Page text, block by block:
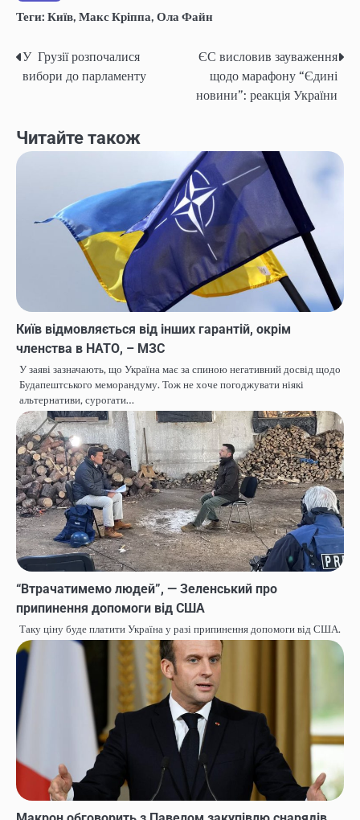
Теги: Київ, Макс Кріппа, Ола Файн
Навігація
записів
У Грузії розпочалися
вибори до парламенту
ЄС висловив зауваження
щодо марафону “Єдині
новини”: реакція України
Читайте також
Київ відмовляється від інших гарантій, окрім
членства в НАТО, – МЗС
У заяві зазначають, що Україна має за спиною негативний досвід щодо
Будапештського меморандуму. Тож не хоче погоджувати ніякі
альтернативи, сурогати…
“Втрачатимемо людей”, — Зеленський про
припинення допомоги від США
Таку ціну буде платити Україна у разі припинення допомоги від США.